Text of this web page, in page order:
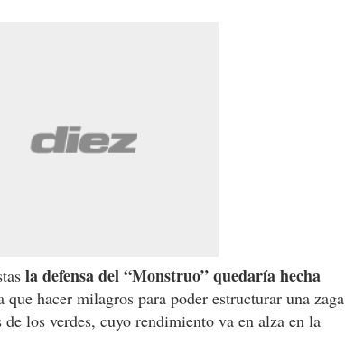
la defensa del “Monstruo” quedaría hecha
hacer milagros para poder estructurar una zaga
de los verdes, cuyo rendimiento va en alza en la